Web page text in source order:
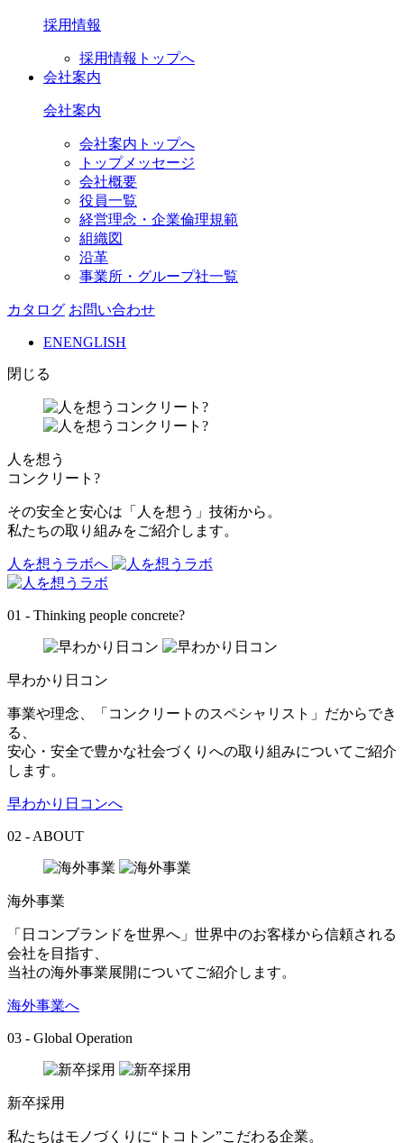
採用情報
採用情報トップへ
会社案内
会社案内
会社案内トップへ
トップメッセージ
会社概要
役員一覧
経営理念・企業倫理規範
組織図
沿革
事業所・グループ社一覧
カタログ お問い合わせ
ENENGLISH
閉じる
人を想う
コンクリート?
その安全と安心は「人を想う」技術から。
私たちの取り組みをご紹介します。
人を想うラボへ
01 - Thinking people concrete?
早わかり日コン
事業や理念、「コンクリートのスペシャリスト」だからでき
る、
安心・安全で豊かな社会づくりへの取り組みについてご紹介
します。
早わかり日コンへ
02 - ABOUT
海外事業
「日コンブランドを世界へ」世界中のお客様から信頼される
会社を目指す、
当社の海外事業展開についてご紹介します。
海外事業へ
03 - Global Operation
新卒採用
私たちはモノづくりに“トコトン”こだわる企業。